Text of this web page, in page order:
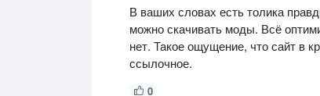
В ваших словах есть толика
можно скачивать моды. Всё
нет. Такое ощущение, что сайт в
ссылочное.
0